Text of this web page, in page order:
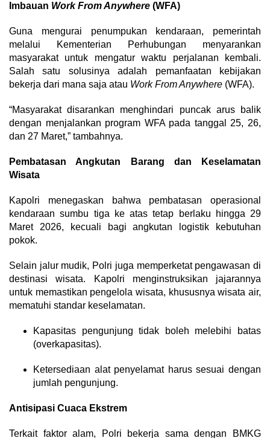
Imbauan Work From Anywhere (WFA)
Guna mengurai penumpukan kendaraan, pemerintah
melalui Kementerian Perhubungan menyarankan
masyarakat untuk mengatur waktu perjalanan kembali.
Salah satu solusinya adalah pemanfaatan kebijakan
bekerja dari mana saja atau Work From Anywhere (WFA).
“Masyarakat disarankan menghindari puncak arus balik
dengan menjalankan program WFA pada tanggal 25, 26,
dan 27 Maret,” tambahnya.
Pembatasan Angkutan Barang dan Keselamatan
Wisata
Kapolri menegaskan bahwa pembatasan operasional
kendaraan sumbu tiga ke atas tetap berlaku hingga 29
Maret 2026, kecuali bagi angkutan logistik kebutuhan
pokok.
Selain jalur mudik, Polri juga memperketat pengawasan di
destinasi wisata. Kapolri menginstruksikan jajarannya
untuk memastikan pengelola wisata, khususnya wisata air,
mematuhi standar keselamatan.
Kapasitas pengunjung tidak boleh melebihi batas
(overkapasitas).
Ketersediaan alat penyelamat harus sesuai dengan
jumlah pengunjung.
Antisipasi Cuaca Ekstrem
Terkait faktor alam, Polri bekerja sama dengan BMKG